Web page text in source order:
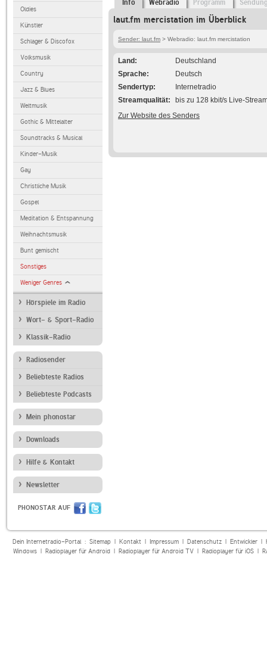
Oldies
Künstler
Schlager & Discofox
Volksmusik
Country
Jazz & Blues
Weltmusik
Gothic & Mittelalter
Soundtracks & Musical
Kinder-Musik
Gay
Christliche Musik
Gospel
Meditation & Entspannung
Weihnachtsmusik
Bunt gemischt
Sonstiges
Weniger Genres
Hörspiele im Radio
Wort- & Sport-Radio
Klassik-Radio
Radiosender
Beliebteste Radios
Beliebteste Podcasts
Mein phonostar
Downloads
Hilfe & Kontakt
Newsletter
PHONOSTAR AUF
Info Webradio Programm
laut.fm mercistation im Überblick
Sender: laut.fm > Webradio: laut.fm mercistation
Land
Deutschland
Sprache
Deutsch
Sendertyp
Internetradio
Streamqualität
bis zu 128 kbit/s Live-
Zur Website des Senders
Dein Internetradio-Portal : Sitemap| Kontakt| Impressum| Datenschutz| Entwickler|
Windows| Radioplayer für Android| Radioplayer für Android TV| Radioplayer für iOS|